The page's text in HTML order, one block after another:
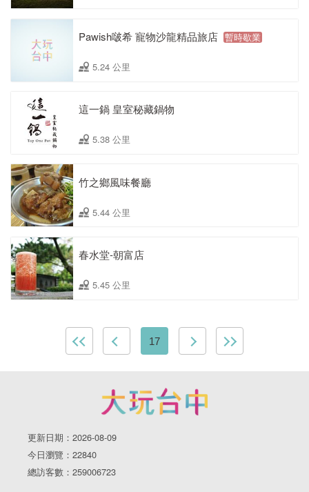
Pawish啵希 寵物沙龍精品旅店 暫時歇業
5.24 公里
這一鍋 皇室秘藏鍋物
5.38 公里
竹之鄉風味餐廳
5.44 公里
春水堂-朝富店
5.45 公里
17
更新日期：2026-08-09
今日瀏覽：22840
總訪客數：259006723